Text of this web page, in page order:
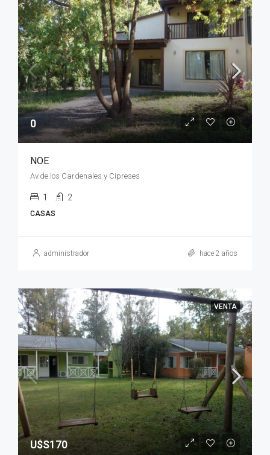
0
NOE
Av.de los Cardenales y Cipreses
1 2
CASAS
administrador hace 2 años
VENTA
U$S170